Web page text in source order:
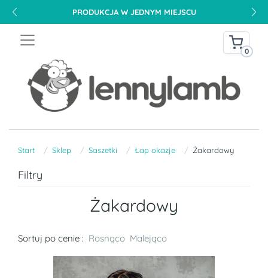
PRODUKCJA W JEDNYM MIEJSCU
0
Start Sklep Saszetki Łap okazje Żakardowy
Filtry
Żakardowy
Sortuj po cenie : Rosnąco Malejąco